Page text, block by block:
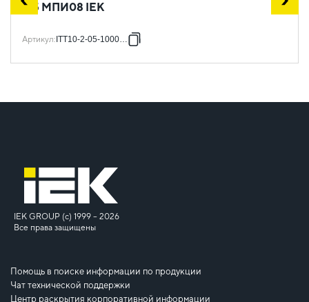
0,5 МПИ08 IEK
Артикул: ITT10-2-05-1000-08
IEK GROUP (c) 1999 – 2026
Все права защищены
Помощь в поиске информации по продукции
Чат технической поддержки
Центр раскрытия корпоративной информации